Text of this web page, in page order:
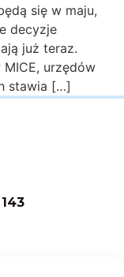
się w maju,
decyzje
już teraz.
urzędów
stawia […]